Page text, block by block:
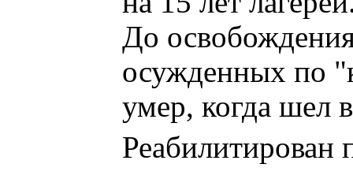
До
осужденных по
умер, когда шел
Реабилитирован